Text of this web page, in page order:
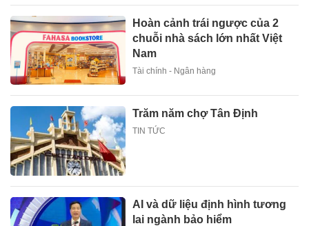
Hoàn cảnh trái ngược của 2
chuỗi nhà sách lớn nhất Việt
Nam
Tài chính - Ngân hàng
Trăm năm chợ Tân Định
TIN TỨC
AI và dữ liệu định hình tương
lai ngành bảo hiểm